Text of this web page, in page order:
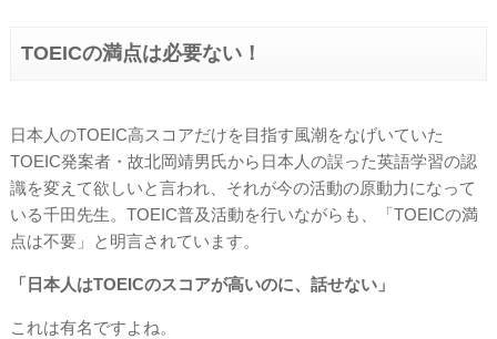
TOEICの満点は必要ない！
日本人のTOEIC高スコアだけを目指す風潮をなげいていた
TOEIC発案者・故北岡靖男氏から日本人の誤った英語学習の認
識を変えて欲しいと言われ、それが今の活動の原動力になって
いる千田先生。TOEIC普及活動を行いながらも、「TOEICの満
点は不要」と明言されています。
「日本人はTOEICのスコアが高いのに、話せない」
これは有名ですよね。